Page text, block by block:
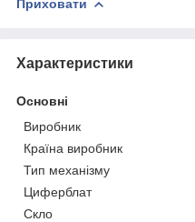
Приховати
Характеристики
Основні
Виробник
Країна виробник
Тип механізму
Циферблат
Скло